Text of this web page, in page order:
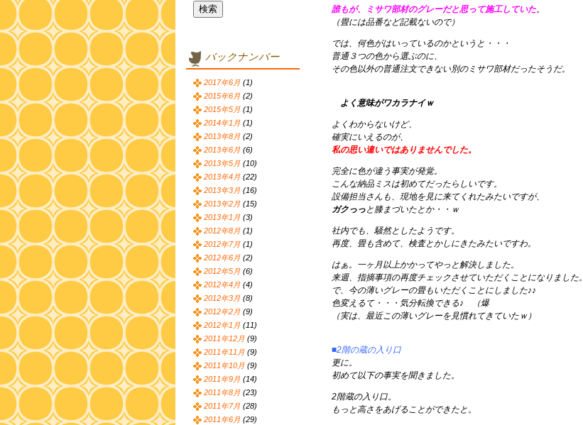
誰もが、ミサワ部材のグレーだと思って施工していた。
（畳には品番など記載ないので）
では、何色がはいっているのかというと・・・
普通３つの色から選ぶのに、
その色以外の普通注文できない別のミサワ部材だったそうだ。
よく意味がワカラナイｗ
よくわからないけど、
確実にいえるのが、
私の思い違いではありませんでした。
完全に色が違う事実が発覚。
こんな納品ミスは初めてだったらしいです。
設備担当さんも、現地を見に来てくれたみたいですが、
ガクっっと膝まづいたとか・・ｗ
社内でも、騒然としたようです。
再度、畳も含めて、検査とかしにきたみたいですわ。
はぁ。一ヶ月以上かかってやっと解決しました。
来週、指摘事項の再度チェックさせていただくことになりました。
で、今の薄いグレーの畳もいただくことにしました♪♪
色変えるて・・・気分転換できる♪ （爆
（実は、最近この薄いグレーを見慣れてきていたｗ）
■2階の蔵の入り口
更に。
初めて以下の事実を聞きました。
2階蔵の入り口。
もっと高さをあげることができたと。
バックナンバー
2017年6月 (1)
2015年6月 (2)
2015年5月 (1)
2014年1月 (1)
2013年8月 (2)
2013年6月 (6)
2013年5月 (10)
2013年4月 (22)
2013年3月 (16)
2013年2月 (15)
2013年1月 (3)
2012年8月 (1)
2012年7月 (1)
2012年6月 (2)
2012年5月 (6)
2012年4月 (4)
2012年3月 (8)
2012年2月 (9)
2012年1月 (11)
2011年12月 (9)
2011年11月 (9)
2011年10月 (9)
2011年9月 (14)
2011年8月 (23)
2011年7月 (28)
2011年6月 (29)